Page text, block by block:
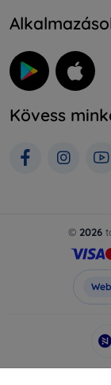
Kövess
© 2026